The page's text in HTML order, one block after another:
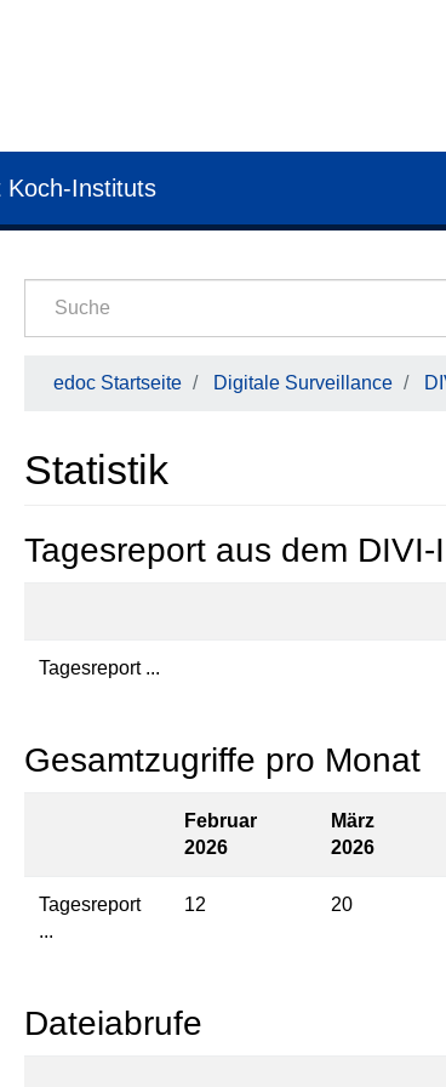
Koch-Instituts
edoc Startseite Digitale Surveillance
Statistik
Tagesreport aus dem
Tagesreport ...
Gesamtzugriffe pro Monat
Februar
2026
März
2026
Tagesreport
...
12 20
Dateiabrufe